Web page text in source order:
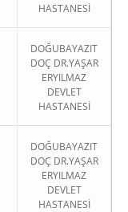
HASTANESİ
DOĞUBAYAZIT
DOÇ DR.YAŞAR
ERYILMAZ
DEVLET
HASTANESİ
DOĞUBAYAZIT
DOÇ DR.YAŞAR
ERYILMAZ
DEVLET
HASTANESİ